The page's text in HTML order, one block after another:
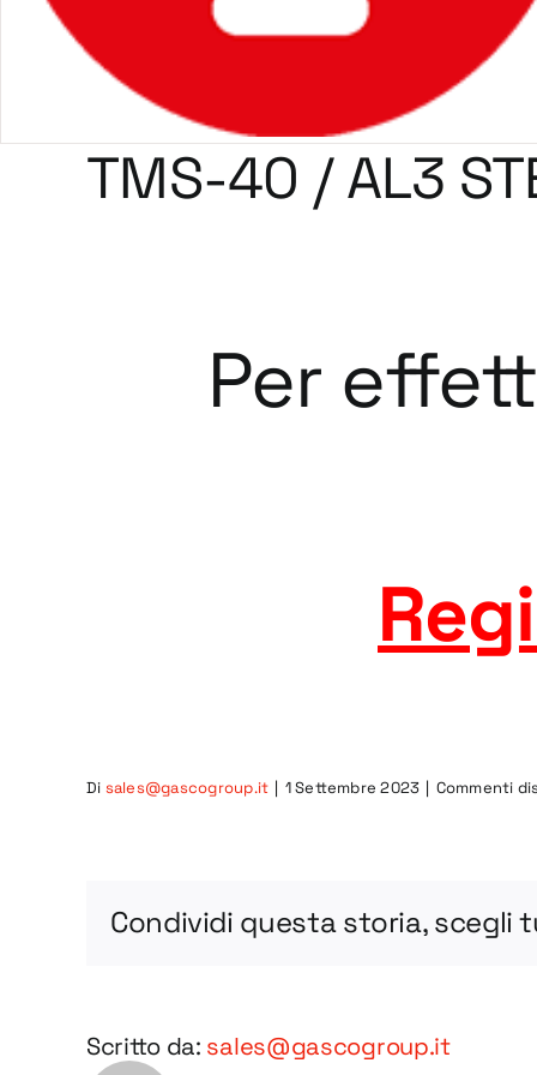
TMS-40 / AL3
Per
Di sales@gascogroup.it | 1 Settembre 2023 | Commenti
Condividi questa storia, scegli
Scritto da: sales@gascogroup.it